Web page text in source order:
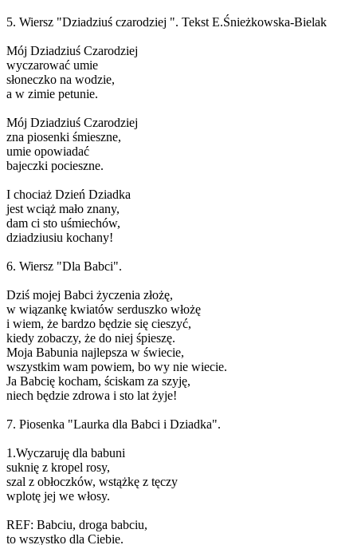
5. Wiersz "Dziadziuś czarodziej ". Tekst E.Śnieżkowska-Bielak
Mój Dziadziuś Czarodziej
wyczarować umie
słoneczko na wodzie,
a w zimie petunie.
Mój Dziadziuś Czarodziej
zna piosenki śmieszne,
umie opowiadać
bajeczki pocieszne.
I chociaż Dzień Dziadka
jest wciąż mało znany,
dam ci sto uśmiechów,
dziadziusiu kochany!
6. Wiersz "Dla Babci".
Dziś mojej Babci życzenia złożę,
w wiązankę kwiatów serduszko włożę
i wiem, że bardzo będzie się cieszyć,
kiedy zobaczy, że do niej śpieszę.
Moja Babunia najlepsza w świecie,
wszystkim wam powiem, bo wy nie wiecie.
Ja Babcię kocham, ściskam za szyję,
niech będzie zdrowa i sto lat żyje!
7. Piosenka "Laurka dla Babci i Dziadka".
1.Wyczaruję dla babuni
suknię z kropel rosy,
szal z obłoczków, wstążkę z tęczy
wplotę jej we włosy.
REF: Babciu, droga babciu,
to wszystko dla Ciebie.